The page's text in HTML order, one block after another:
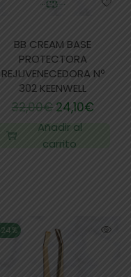
BB CREAM BASE
PROTECTORA
REJUVENECEDORA Nº
302 KEENWELL
32,00€ 24,10€
Añadir al
carrito